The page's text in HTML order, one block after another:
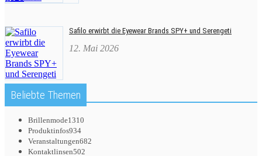
Safilo erwirbt die Eyewear Brands SPY+ und Serengeti
12. Mai 2026
Beliebte Themen
Brillenmode1310
Produktinfos934
Veranstaltungen682
Kontaktlinsen502